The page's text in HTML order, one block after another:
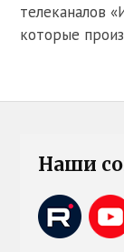
телеканалов
которые
Наши